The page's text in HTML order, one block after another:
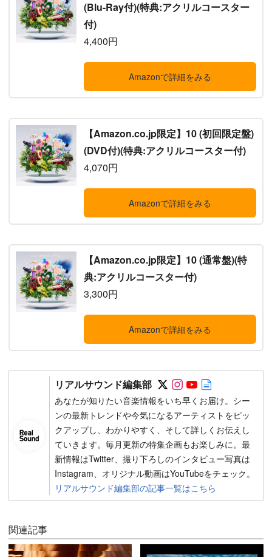
(Blu-Ray付)(特典:アクリルコースター
付)
4,400円
Amazonで詳細をみる
【Amazon.co.jp限定】10 (初回限定盤)
(DVD付)(特典:アクリルコースター付)
4,070円
Amazonで詳細をみる
【Amazon.co.jp限定】10 (通常盤)(特
典:アクリルコースター付)
3,300円
Amazonで詳細をみる
リアルサウンド編集部 Follow on SNS
Follow on SNS
Follow on
あなたが知りたい音楽情報をいち早くお届け。シー
ンの最新トレンドや今気になるアーティストをピッ
クアップし、わかりやすく、そして詳しくお伝えし
ていきます。毎月更新の特集企画もお楽しみに。最
新情報はTwitter、撮り下ろしのインタビュー写真は
Instagram、オリジナル動画はYouTubeをチェック。
リアルサウンド編集部の記事一覧はこちら
関連記事